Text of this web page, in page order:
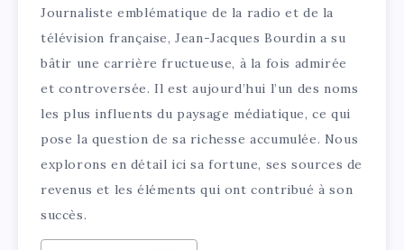
Journaliste emblématique de la radio et de la
télévision française, Jean-Jacques Bourdin a su
bâtir une carrière fructueuse, à la fois admirée
et controversée. Il est aujourd’hui l’un des noms
les plus influents du paysage médiatique, ce qui
pose la question de sa richesse accumulée. Nous
explorons en détail ici sa fortune, ses sources de
revenus et les éléments qui ont contribué à son
succès.